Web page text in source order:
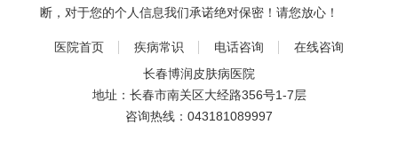
断，对于您的个人信息我们承诺绝对保密！请您放心！
医院首页 疾病常识 电话咨询
在线咨询
长春博润皮肤病医院
地址：长春市南关区大经路356号1-7层
咨询热线： 043181089997